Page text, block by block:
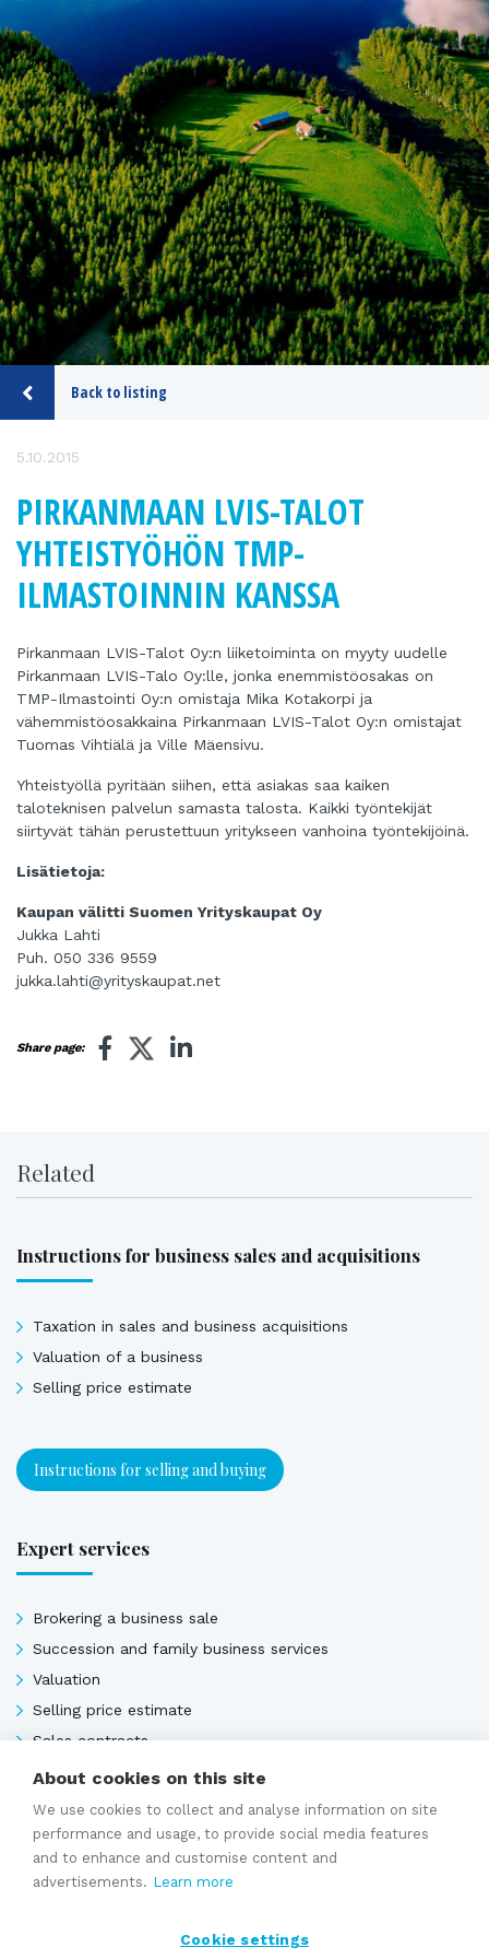
Back to listing
5.10.2015
PIRKANMAAN LVIS-TALOT
YHTEISTYÖHÖN TMP-
ILMASTOINNIN KANSSA
Pirkanmaan LVIS-Talot Oy:n liiketoiminta on myyty uudelle
Pirkanmaan LVIS-Talo Oy:lle, jonka enemmistöosakas on
TMP-Ilmastointi Oy:n omistaja Mika Kotakorpi ja
vähemmistöosakkaina Pirkanmaan LVIS-Talot Oy:n omistajat
Tuomas Vihtiälä ja Ville Mäensivu.
Yhteistyöllä pyritään siihen, että asiakas saa kaiken
taloteknisen palvelun samasta talosta. Kaikki työntekijät
siirtyvät tähän perustettuun yritykseen vanhoina työntekijöinä.
Lisätietoja:
Kaupan välitti Suomen Yrityskaupat Oy
Jukka Lahti
Puh. 050 336 9559
jukka.lahti@yrityskaupat.net
Share page:
Related
Instructions for business sales and acquisitions
Taxation in sales and business acquisitions
Valuation of a business
Selling price estimate
Instructions for selling and buying
Expert services
Brokering a business sale
Succession and family business services
Valuation
Selling price estimate
Sales contracts
About cookies on this site
We use cookies to collect and analyse information on site
performance and usage, to provide social media features
and to enhance and customise content and
advertisements. Learn more
Cookie settings